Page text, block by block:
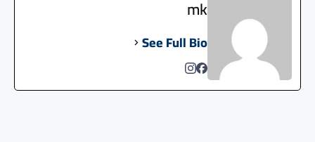
mk
See Full Bio